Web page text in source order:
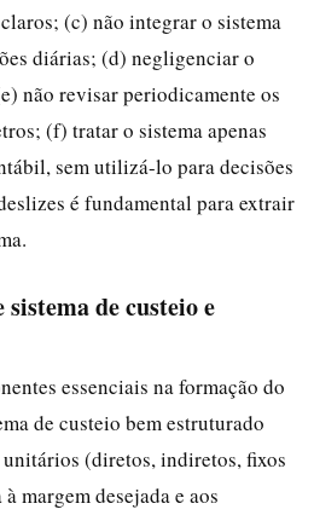
(c) não integrar o sistema
diárias; (d) negligenciar o
não revisar periodicamente os
(f) tratar o sistema apenas
sem utilizá-lo para decisões
é fundamental para extrair
de custeio e
essenciais na formação do
de custeio bem estruturado
unitários (diretos, indiretos, fixos
margem desejada e aos